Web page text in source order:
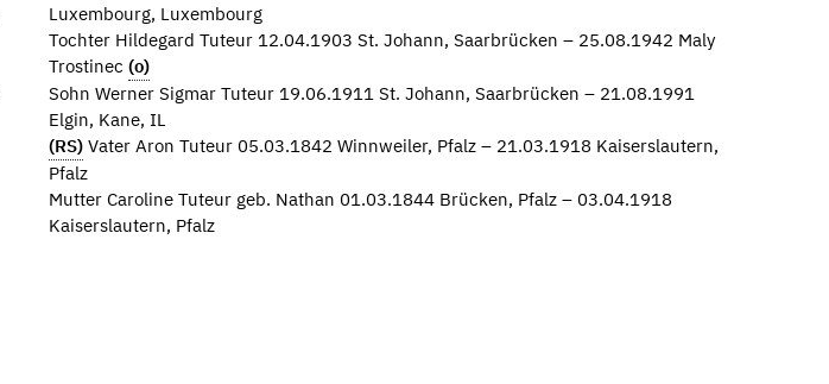
Luxembourg, Luxembourg
Tochter Hildegard Tuteur 12.04.1903 St. Johann, Saarbrücken – 25.08.1942 Maly
Trostinec (o)
Sohn Werner Sigmar Tuteur 19.06.1911 St. Johann, Saarbrücken – 21.08.1991
Elgin, Kane, IL
(RS) Vater Aron Tuteur 05.03.1842 Winnweiler, Pfalz – 21.03.1918 Kaiserslautern,
Pfalz
Mutter Caroline Tuteur geb. Nathan 01.03.1844 Brücken, Pfalz – 03.04.1918
Kaiserslautern, Pfalz